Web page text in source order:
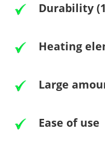
Durability
Heating
Large
Ease of use